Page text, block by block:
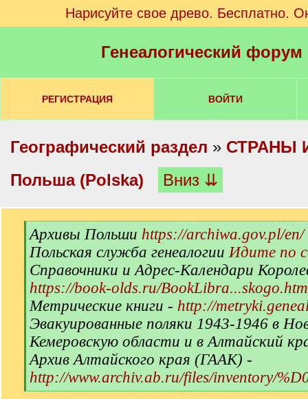
Нарисуйте свое древо. Бесплатно.
Генеалогический
РЕГИСТРАЦИЯ ВОЙТИ
Географический раздел » СТРАНЫ
Польша (Polska)
Вниз ⇊
q
]
Архивы Польши https://archiwa.gov.pl/en/
Польская служба генеалогииИдите по
Справочники и Адрес-Календари
https://book-olds.ru/
Метрические книги - http://
Эвакуированные поляки 1943-1946 в
Кемеровскую области и в Алтайский
Архив Алтайского края (ГААК) -
http://www.archiv.ab.ru/files/inventory/
[